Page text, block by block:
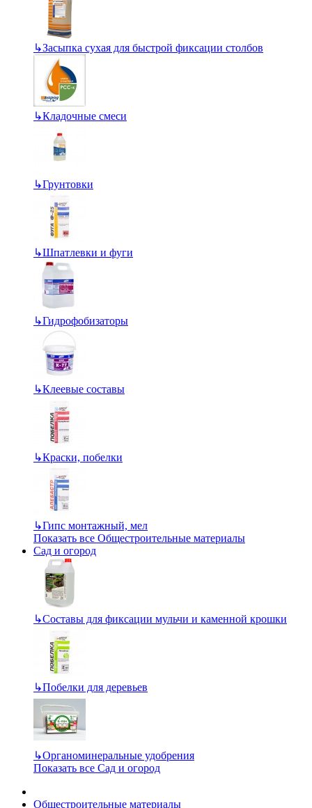
↳Засыпка сухая для быстрой фиксации столбов
↳Кладочные смеси
↳Грунтовки
↳Шпатлевки и фуги
↳Гидрофобизаторы
↳Клеевые составы
↳Краски, побелки
↳Гипс монтажный, мел
Показать все Общестроительные материалы
Сад и огород
↳Составы для фиксации мульчи и каменной крошки
↳Побелки для деревьев
↳Органоминеральные удобрения
Показать все Сад и огород
Общестроительные материалы